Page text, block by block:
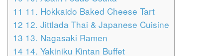
11 11. Hokkaido Baked Cheese Tart
12 12. Jittlada Thai & Japanese Cuisine
13 13. Nagasaki Ramen
14 14. Yakiniku Kintan Buffet